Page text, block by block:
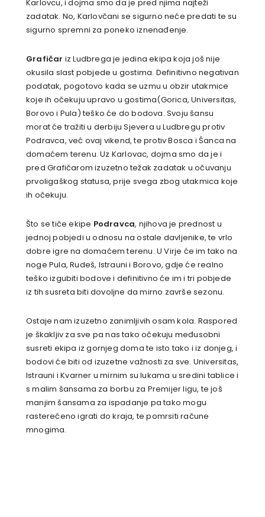
Karlovcu, i dojma smo da je pred njima najteži
zadatak. No, Karlovčani se sigurno neće predati te su
sigurno spremni za poneko iznenađenje.
Grafičar iz Ludbrega je jedina ekipa koja još nije
okusila slast pobjede u gostima. Definitivno negativan
podatak, pogotovo kada se uzmu u obzir utakmice
koje ih očekuju upravo u gostima(Gorica, Universitas,
Borovo i Pula) teško će do bodova. Svoju šansu
morat će tražiti u derbiju Sjevera u Ludbregu protiv
Podravca, već ovaj vikend, te protiv Bosca i Šanca na
domaćem terenu. Uz Karlovac, dojma smo da je i
pred Grafičarom izuzetno težak zadatak u očuvanju
prvoligaškog statusa, prije svega zbog utakmica koje
ih očekuju.
Što se tiče ekipe Podravca, njihova je prednost u
jednoj pobjedi u odnosu na ostale davljenike, te vrlo
dobre igre na domaćem terenu. U Virje će im tako na
noge Pula, Rudeš, Istrauni i Borovo, gdje će realno
teško izgubiti bodove i definitivno će im i tri pobjede
iz tih susreta biti dovoljne da mirno završe sezonu.
Ostaje nam izuzetno zanimljivih osam kola. Raspored
je škakljiv za sve pa nas tako očekuju međusobni
susreti ekipa iz gornjeg doma te isto tako i iz donjeg, i
bodovi će biti od izuzetne važnosti za sve. Universitas,
Istrauni i Kvarner u mirnim su lukama u sredini tablice i
s malim šansama za borbu za Premijer ligu, te još
manjim šansama za ispadanje pa tako mogu
rasterećeno igrati do kraja, te pomrsiti račune
mnogima.